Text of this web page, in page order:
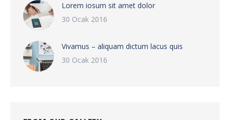
Lorem iosum sit amet dolor
30 Ocak 2016
Vivamus – aliquam dictum lacus quis
30 Ocak 2016